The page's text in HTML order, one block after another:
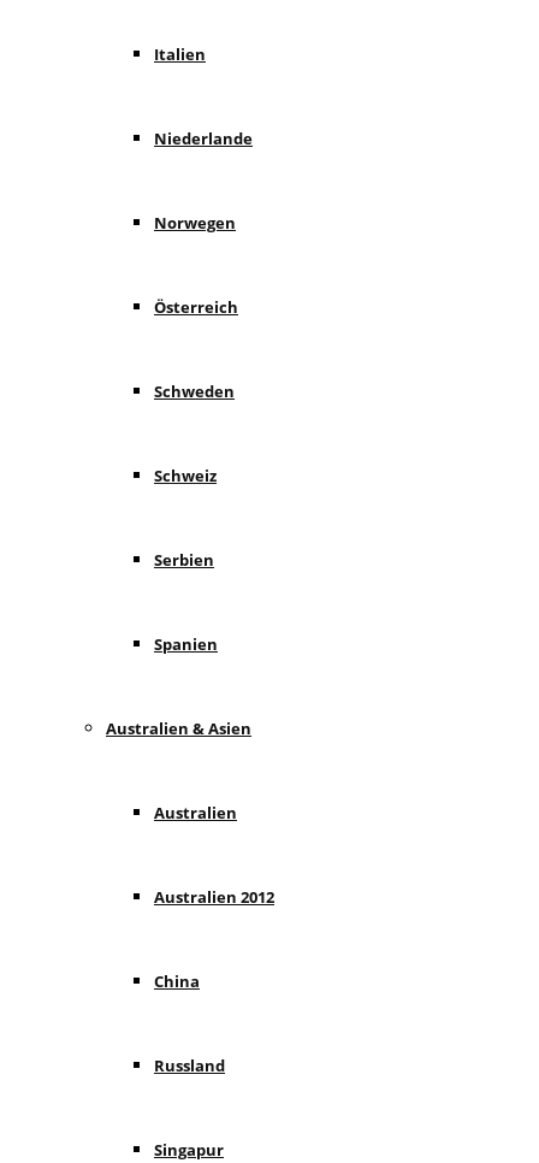
Italien
Niederlande
Norwegen
Österreich
Schweden
Schweiz
Serbien
Spanien
Australien & Asien
Australien
Australien 2012
China
Russland
Singapur